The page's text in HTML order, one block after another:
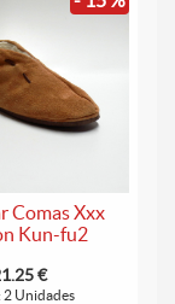
Comas Xxx
Kun-fu2
€
2 Unidades